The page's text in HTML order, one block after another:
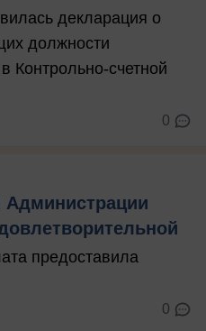
декларация о
должности
Контрольно-счетной
0
Администрации
предоставила
0